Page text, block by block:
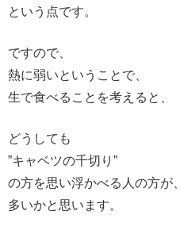
という点です。
ですので、
熱に弱いということで、
生で食べることを考えると、
どうしても
”キャベツの千切り”
の方を思い浮かべる人の方が、
多いかと思います。